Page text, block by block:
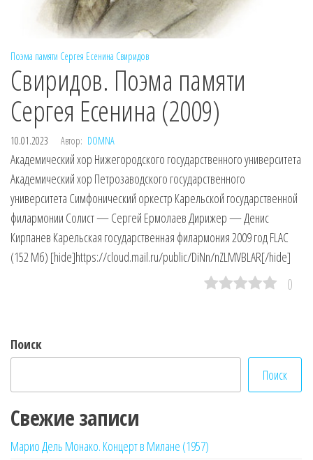
Поэма памяти Сергея Есенина Свиридов
Свиридов. Поэма памяти
Сергея Есенина (2009)
10.01.2023 Автор: DOMNA
Академический хор Нижегородского государственного университета
Академический хор Петрозаводского государственного
университета Симфонический оркестр Карельской государственной
филармонии Солист — Сергей Ермолаев Дирижер — Денис
Кирпанев Карельская государственная филармония 2009 год FLAC
(152 Мб) [hide]https://cloud.mail.ru/public/DiNn/nZLMVBLAR[/hide]
0
Поиск
Поиск
Свежие записи
Марио Дель Монако. Концерт в Милане (1957)